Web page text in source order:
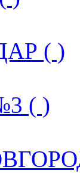
( )
( )